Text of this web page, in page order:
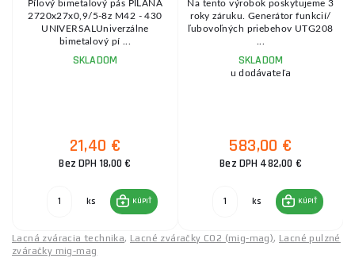
Pílový bimetalový pás PILANA
2720x27x0,9/5-8z M42 - 430
UNIVERSALUniverzálne
bimetalový pí ...
SKLADOM
21,40 €
Bez DPH 18,00 €
ks KÚPIŤ
Na tento výrobok poskytujeme 3
roky záruku. Generátor funkcií/
ľubovoľných priebehov UTG208
SKLADOM
u dodávateľa
583,00 €
Bez DPH 482,00 €
ks KÚPIŤ
Lacná zváracia technika, Lacné zváračky CO2 (mig-mag), Lacné pulzné
zváračky mig-mag